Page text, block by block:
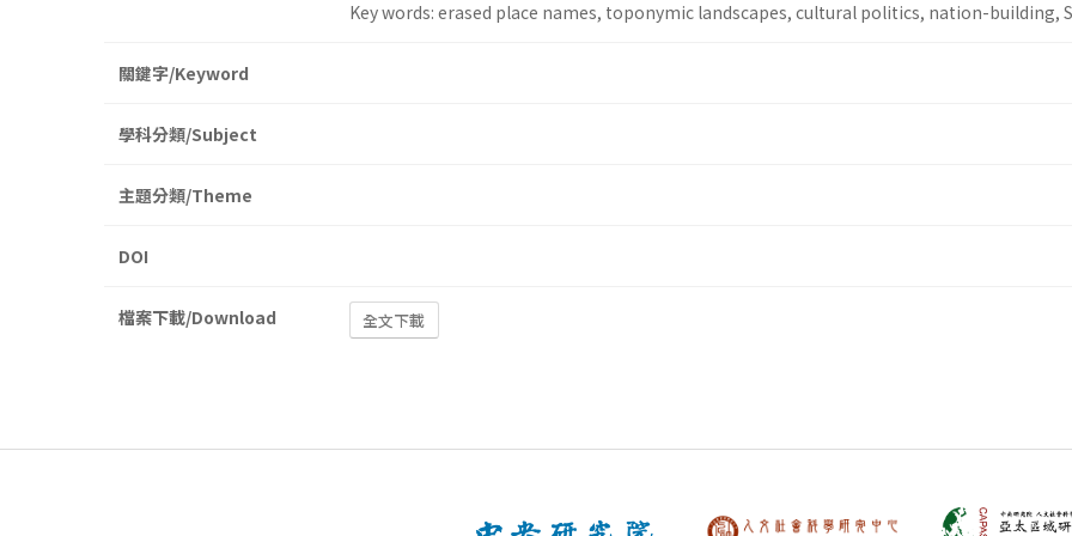
Key words: erased place names, toponymic landscapes, cultural politics, nation-building,
關鍵字/Keyword
學科分類/Subject
主題分類/Theme
DOI
檔案下載/Download 全文下載